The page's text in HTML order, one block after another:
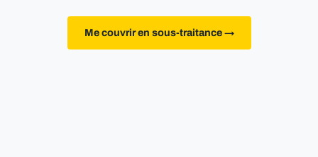
Me couvrir en sous-traitance →